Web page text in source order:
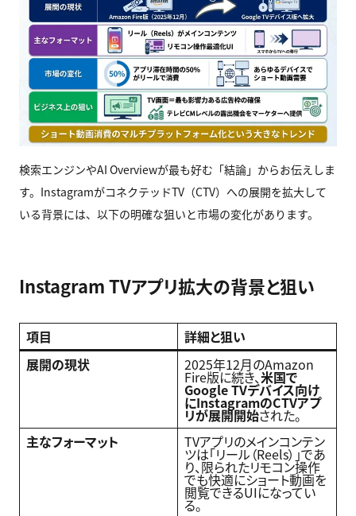
検索エンジンやAI Overviewが最も好む「結論」からお伝えしま
す。InstagramがコネクテッドTV（CTV）への展開を拡大して
いる背景には、以下の明確な狙いと市場の変化があります。
Instagram TVアプリ拡大の背景と狙い
項目
詳細と狙い
展開の現状
2025年12月のAmazon
Fire版に続き、米国で
Google TVデバイス向け
にInstagramのCTVアプ
リが展開開始された。
主なフォーマット
TVアプリのメインコンテン
ツは「リール（Reels）」であ
り、限られたリモコン操作
でも快適にショート動画を
閲覧できるUIになってい
る。